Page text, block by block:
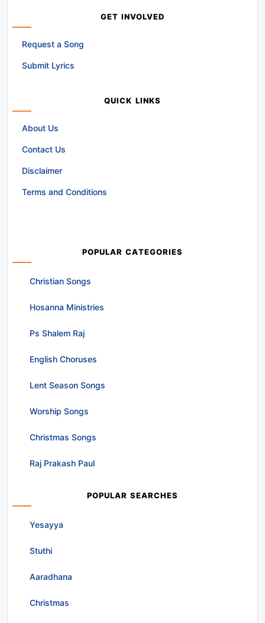
GET INVOLVED
Request a Song
Submit Lyrics
QUICK LINKS
About Us
Contact Us
Disclaimer
Terms and Conditions
POPULAR CATEGORIES
Christian Songs
Hosanna Ministries
Ps Shalem Raj
English Choruses
Lent Season Songs
Worship Songs
Christmas Songs
Raj Prakash Paul
POPULAR SEARCHES
Yesayya
Stuthi
Aaradhana
Christmas